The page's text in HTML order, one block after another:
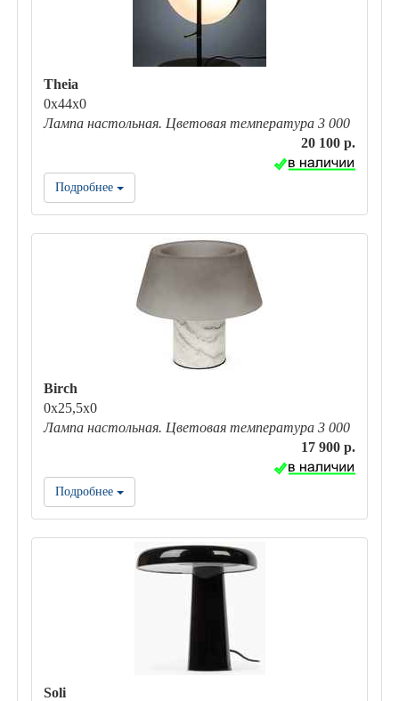
Theia
0х44х0
Лампа настольная. Цветовая температура 3 000
20 100 р.
Подробнее
Birch
0х25,5х0
Лампа настольная. Цветовая температура 3 000
17 900 р.
Подробнее
Soli